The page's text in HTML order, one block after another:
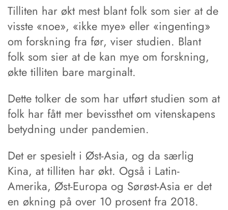
Tilliten har økt mest blant folk som sier at de
visste «noe», «ikke mye» eller «ingenting»
om forskning fra før, viser studien. Blant
folk som sier at de kan mye om forskning,
økte tilliten bare marginalt.
Dette tolker de som har utført studien som at
folk har fått mer bevissthet om vitenskapens
betydning under pandemien.
Det er spesielt i Øst-Asia, og da særlig
Kina, at tilliten har økt. Også i Latin-
Amerika, Øst-Europa og Sørøst-Asia er det
en økning på over 10 prosent fra 2018.